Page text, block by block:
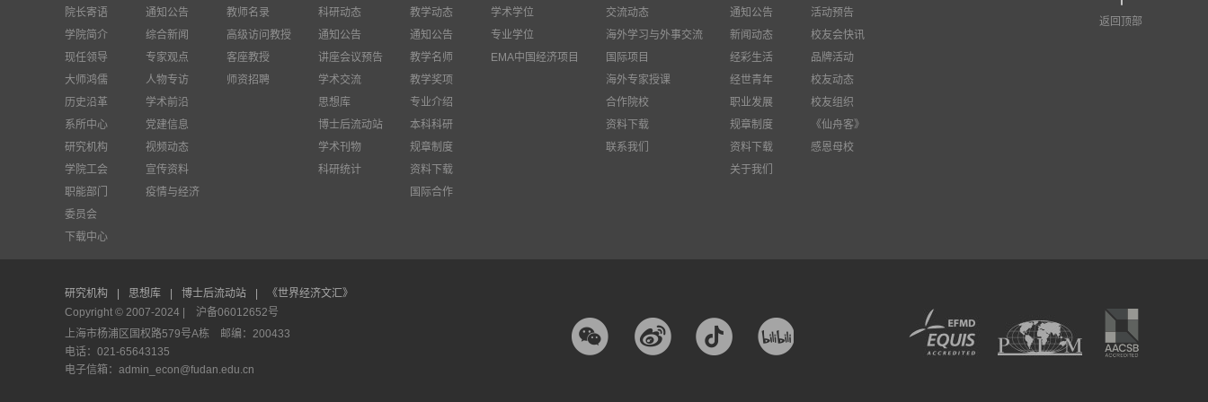
院长寄语
学院简介
现任领导
大师鸿儒
历史沿革
系所中心
研究机构
学院工会
职能部门
委员会
下载中心
通知公告
综合新闻
专家观点
人物专访
学术前沿
党建信息
视频动态
宣传资料
疫情与经济
教师名录
高级访问教授
客座教授
师资招聘
科研动态
通知公告
讲座会议预告
学术交流
思想库
博士后流动站
学术刊物
科研统计
教学动态
通知公告
教学名师
教学奖项
专业介绍
本科科研
规章制度
资料下载
国际合作
学术学位
专业学位
EMA中国经济项目
交流动态
海外学习与外事交流
国际项目
海外专家授课
合作院校
资料下载
联系我们
通知公告
新闻动态
经彩生活
经世青年
职业发展
规章制度
资料下载
关于我们
活动预告
校友会快讯
品牌活动
校友动态
校友组织
《仙舟客》
感恩母校
返回顶部
研究机构 思想库 博士后流动站
《世界经济文汇》
Copyright © 2007-2024 | 沪备06012652号
上海市杨浦区国权路579号A栋 邮编：200433
电话：021-65643135
电子信箱：admin_econ@fudan.edu.cn